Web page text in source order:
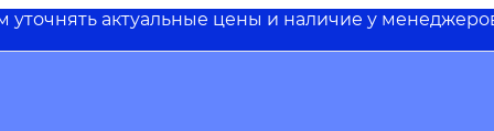
уточнять актуальные цены и наличие у